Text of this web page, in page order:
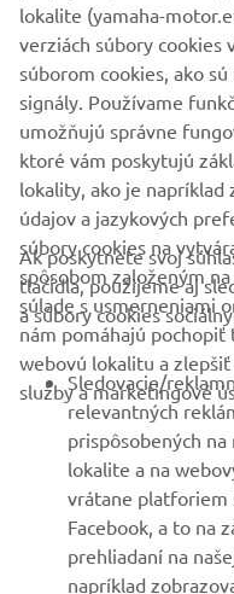
BULLETIN
Získajte medzi prvými
špeciálnych akciách,
Prečítajte si naše Zásady
dozvedeli, ako
Osobných Údajov
Slovakia (Slovak)
© Copyright - 2026
lokalite (yamaha-
verziách súbory cookies
súborom cookies, ako
signály. Používame
umožňujú správne
ktoré vám poskytujú
lokality, ako je napríklad
údajov a jazykových
súbory cookies na
spôsobom založeným
súlade s usmerneniami
nám pomáhajú pochopiť
webovú lokalitu a
služby a marketingové
Ak poskytnete svoj
tlačidla, použijeme aj
a súbory cookies
Sledovacie/
relevantných
prispôsobených
lokalite a na
vrátane platforiem
Facebook, a to na
prehliadaní na
napríklad